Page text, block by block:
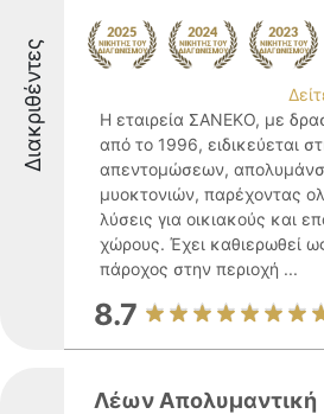
Διακριθέντες
Η εταιρεία ΣΑΝΕΚΟ, με
από το 1996, ειδικεύεται
απεντομώσεων,
μυοκτονιών, παρέχοντας
λύσεις για οικιακούς και
χώρους. Έχει καθιερωθεί
πάροχος στην περιοχή ...
8.7
Λέων Απολυμαντική